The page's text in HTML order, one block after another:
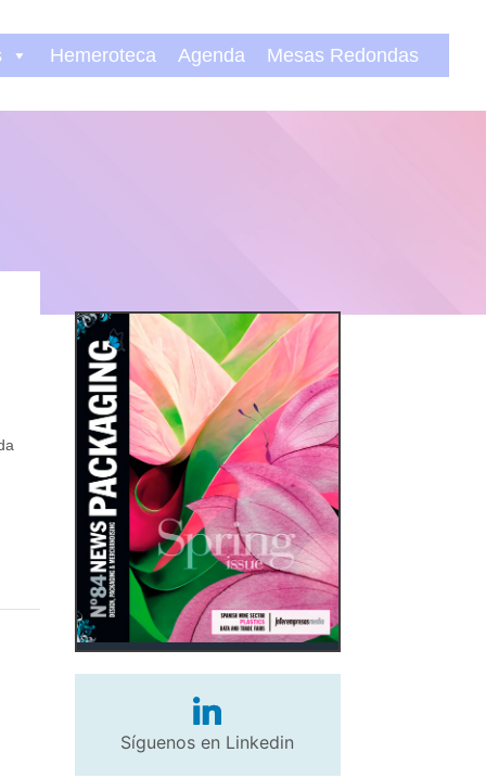
Hemeroteca Agenda Mesas Redondas
Síguenos en Linkedin